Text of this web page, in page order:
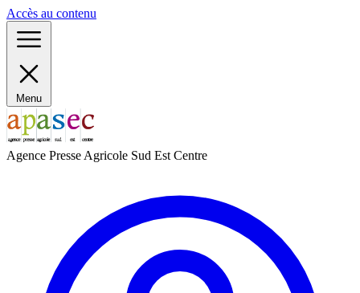
Accès au contenu
Menu
Agence Presse Agricole Sud Est Centre
Panneau de gestion des cookies